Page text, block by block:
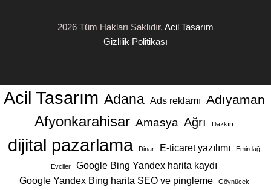
2026 Tüm Hakları Saklıdır. Acil Tasarım
Gizlilik Politikası
Acil Tasarım Adana Ads reklamı Adıyaman
Afyonkarahisar Amasya Ağrı Dazkırı
dijital pazarlama Dinar E-ticaret yazılımı Emirdağ
Evciler
Google Bing Yandex harita kaydı
Google Yandex Bing harita SEO ve pingleme
Göynücek